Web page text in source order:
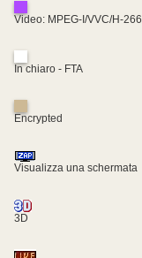
Video: MPEG-I/VVC/H-266
In chiaro - FTA
Encrypted
Visualizza una schermata
3D